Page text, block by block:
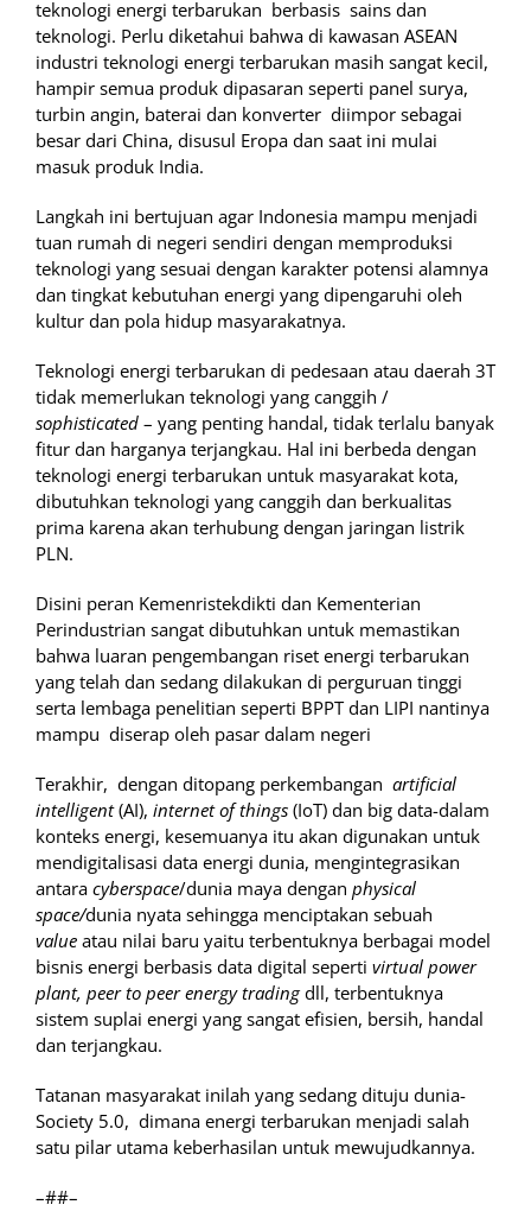
teknologi energi terbarukan berbasis sains dan
teknologi. Perlu diketahui bahwa di kawasan ASEAN
industri teknologi energi terbarukan masih sangat kecil,
hampir semua produk dipasaran seperti panel surya,
turbin angin, baterai dan konverter diimpor sebagai
besar dari China, disusul Eropa dan saat ini mulai
masuk produk India.
Langkah ini bertujuan agar Indonesia mampu menjadi
tuan rumah di negeri sendiri dengan memproduksi
teknologi yang sesuai dengan karakter potensi alamnya
dan tingkat kebutuhan energi yang dipengaruhi oleh
kultur dan pola hidup masyarakatnya.
Teknologi energi terbarukan di pedesaan atau daerah 3T
tidak memerlukan teknologi yang canggih /
sophisticated – yang penting handal, tidak terlalu banyak
fitur dan harganya terjangkau. Hal ini berbeda dengan
teknologi energi terbarukan untuk masyarakat kota,
dibutuhkan teknologi yang canggih dan berkualitas
prima karena akan terhubung dengan jaringan listrik
PLN.
Disini peran Kemenristekdikti dan Kementerian
Perindustrian sangat dibutuhkan untuk memastikan
bahwa luaran pengembangan riset energi terbarukan
yang telah dan sedang dilakukan di perguruan tinggi
serta lembaga penelitian seperti BPPT dan LIPI nantinya
mampu diserap oleh pasar dalam negeri
Terakhir, dengan ditopang perkembangan artificial
intelligent(AI), internet of things (IoT) dan big data-dalam
konteks energi, kesemuanya itu akan digunakan untuk
mendigitalisasi data energi dunia, mengintegrasikan
antara cyberspace/dunia maya dengan physical
space/dunia nyata sehingga menciptakan sebuah
value atau nilai baru yaitu terbentuknya berbagai model
bisnis energi berbasis data digital seperti virtual power
plant, peer to peer energy tradingdll, terbentuknya
sistem suplai energi yang sangat efisien, bersih, handal
dan terjangkau.
Tatanan masyarakat inilah yang sedang dituju dunia-
Society 5.0, dimana energi terbarukan menjadi salah
satu pilar utama keberhasilan untuk mewujudkannya.
–##–